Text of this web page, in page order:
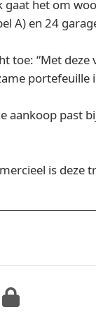
het om
A) en 24
toe: “Met
portefeuille
aankoop
is